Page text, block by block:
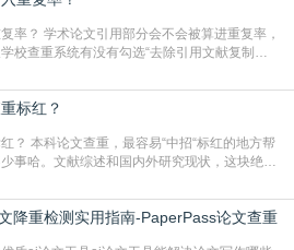
AIG
进重复率，
校查重系统有没有勾选“去除引用文献复制
编号、与正文一一对应，著录项符合GB/T
期、页码齐全，标点用半角）；查重系统识别
标红？
地方帮
事哈。文献综述和国内外研究现状，这块绝对
百度百科、教材或别人写好的综述段落，系统
、意义和方法描述也是不可避免，比如“本文采
数据分
降重检测实用指南-PaperPass论文查重